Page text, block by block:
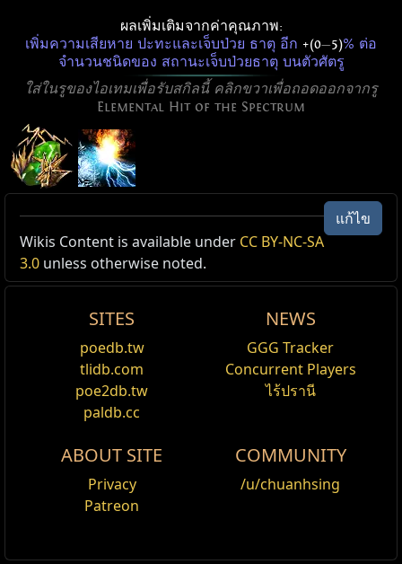
ผลเพิ่มเติมจากค่าคุณภาพ:
เพิ่มความเสียหาย ปะทะและเจ็บป่วย ธาตุ อีก +(0—5)% ต่อ
จำนวนชนิดของ สถานะเจ็บป่วยธาตุ บนตัวศัตรู
ใส่ในรูของไอเทมเพื่อรับสกิลนี้ คลิกขวาเพื่อถอดออกจากรู
Elemental Hit of the Spectrum
Active Type: Attack, Projectile,
ProjectilesFromUser, Totemable, Trappable,
Mineable, Fire, Cold, Lightning, RangedAttack,
หินเสริม Added Fire Damage
ใช้เสริมสกิลที่ปะทะศัตรู
ใช้เสริมสกิลทุกชนิด มิเนียน, โทเทม, กับดัก, ทุ่นระเบิด
ไม่สามารถรับ Inspiration Charge ได้
หินเสริม Knockback
หินเสริม Life Leech
ปะทะด้วยธาตุแห่งสเปกตรัม (Elemental Hit
เลเวล:(1—40)
ค่าใช้งาน:
มานา (6
ยิงโพรเจกไทล์ด้วย ไม้กายสิทธิ์หรือธนู ที่สร้างความเสียหาย
สร้างความเสียหายในพื้นที่รอบๆ
เสริมความเสียหาย น้ำแข็ง
534)ถึง(12—993)
เสริมความเสียหาย ไฟ
656)ถึง(14— 1218)
เสริมความเสียหาย สายฟ้า
ถึง (23—
2006)
มีโอกาสสร้างสถานะ แช่แข็ง, ช็อค, ลุกไหม้(30
รัศมีพื้นฐาน
เพิ่มความเสียหาย ปะทะและเจ็บป่วย ธาตุ อีก10% ต่อ
elemental hit no physical chaos damage [1]
skill can fire arrows [1]
แก้ไข
Wikis Content is available under CC BY-NC-SA
3.0 unless otherwise noted.
SITES
poedb.tw
tlidb.com
poe2db.tw
paldb.cc
NEWS
GGG Tracker
Concurrent Players
ไร้ปรานี
ABOUT SITE
Privacy
Patreon
COMMUNITY
/u/chuanhsing